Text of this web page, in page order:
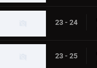
23 - 24
23 - 25